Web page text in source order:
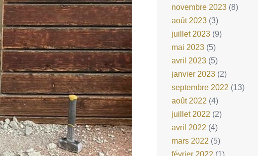
novembre 2023(8)
août 2023(3)
juillet 2023(9)
mai 2023(5)
avril 2023(5)
janvier 2023(2)
septembre 2022 (13)
août 2022 (4)
juillet 2022 (2)
avril 2022 (4)
mars 2022 (5)